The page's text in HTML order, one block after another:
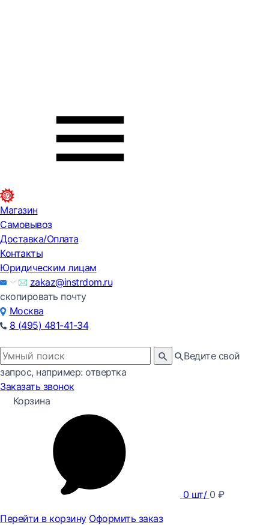
Магазин
Самовывоз
Доставка/Оплата
Контакты
Юридическим лицам
zakaz@instrdom.ru
скопировать почту
Москва
8 (495) 481-41-34
Ведите свой
запрос, например: отвертка
Заказать звонок
Корзина
0 шт/ 0 ₽
Перейти в корзину Оформить заказ